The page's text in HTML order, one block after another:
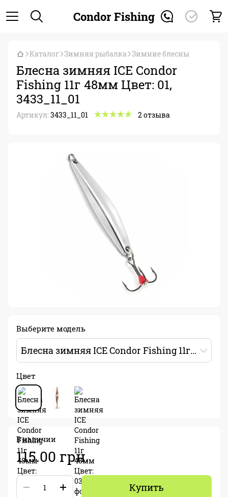
Condor Fishing
Каталог Зимняя рыбалка Зимние блесны
Блесна зимняя ICE Condor
Fishing 11г 48мм Цвет: 01,
3433_11_01
Артикул:3433_11_01 2 отзыва
Выберите модель
Блесна зимняя ICE Condor Fishing 11г 48мм Цвет: 01
Цвет
В наличии
115.00 грн.
Купить